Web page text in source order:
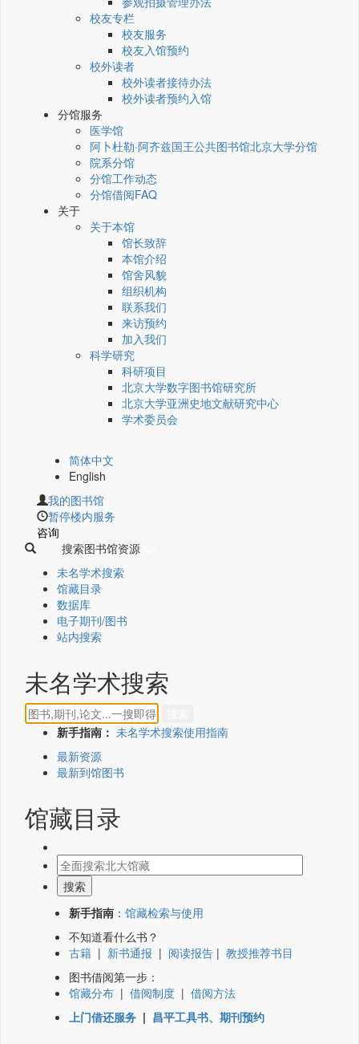
校友专栏
校友服务
校友入馆预约
校外读者
校外读者接待办法
校外读者预约入馆
分馆服务
医学馆
阿卜杜勒·阿齐兹国王公共图书馆北京大学分馆
院系分馆
分馆工作动态
分馆借阅FAQ
关于
关于本馆
馆长致辞
本馆介绍
馆舍风貌
组织机构
联系我们
来访预约
加入我们
科学研究
科研项目
北京大学数字图书馆研究所
北京大学亚洲史地文献研究中心
学术委员会
简体中文
English
我的图书馆
暂停楼内服务
咨询
搜索图书馆资源
未名学术搜索
馆藏目录
数据库
电子期刊/图书
站内搜索
未名学术搜索
新手指南： 未名学术搜索使用指南
最新资源
最新到馆图书
馆藏目录
新手指南 ： 馆藏检索与使用
不知道看什么书？
古籍 | 新书通报 | 阅读报告 | 教授推荐书目
图书借阅第一步：
馆藏分布 | 借阅制度 | 借阅方法
上门借还服务 | 昌平工具书、期刊预约